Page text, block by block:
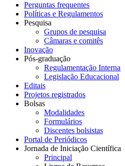
Perguntas frequentes
Políticas e Regulamentos
Pesquisa
Grupos de pesquisa
Câmaras e comitês
Inovação
Pós-graduação
Regulamentação Interna
Legislação Educacional
Editais
Projetos registrados
Bolsas
Modalidades
Formulários
Discentes bolsistas
Portal de Periódicos
Jornada de Iniciação Científica
Principal